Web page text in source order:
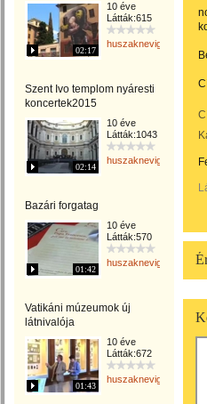
02:17
10 éve
Látták:615
huszaknevighgabriella
Szent Ivo templom nyáresti
koncertek2015
02:14
10 éve
Látták:1043
huszaknevighgabriella
Bazári forgatag
01:42
10 éve
Látták:570
huszaknevighgabriella
Vatikáni múzeumok új
látnivalója
01:43
10 éve
Látták:672
huszaknevighgabriella